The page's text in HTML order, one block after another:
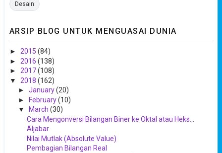
Desain
ARSIP BLOG UNTUK MENGUASAI DUNIA
► 2015 (84)
► 2016 (138)
► 2017(108)
▼ 2018 (162)
► January(20)
► February(10)
▼
March (30)
Cara Mengonversi Bilangan Biner ke Oktal atau Heks...
Aljabar
Nilai Mutlak (Absolute Value)
Pembagian Bilangan Real